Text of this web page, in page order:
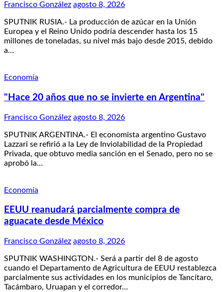
Francisco González agosto 8, 2026
SPUTNIK RUSIA.- La producción de azúcar en la Unión
Europea y el Reino Unido podría descender hasta los 15
millones de toneladas, su nivel más bajo desde 2015, debido
a…
Economía
"Hace 20 años que no se invierte en Argentina"
Francisco González agosto 8, 2026
SPUTNIK ARGENTINA.- El economista argentino Gustavo
Lazzari se refirió a la Ley de Inviolabilidad de la Propiedad
Privada, que obtuvo media sanción en el Senado, pero no se
aprobó la…
Economía
EEUU reanudará parcialmente compra de
aguacate desde México
Francisco González agosto 8, 2026
SPUTNIK WASHINGTON.- Será a partir del 8 de agosto
cuando el Departamento de Agricultura de EEUU restablezca
parcialmente sus actividades en los municipios de Tancítaro,
Tacámbaro, Uruapan y el corredor…